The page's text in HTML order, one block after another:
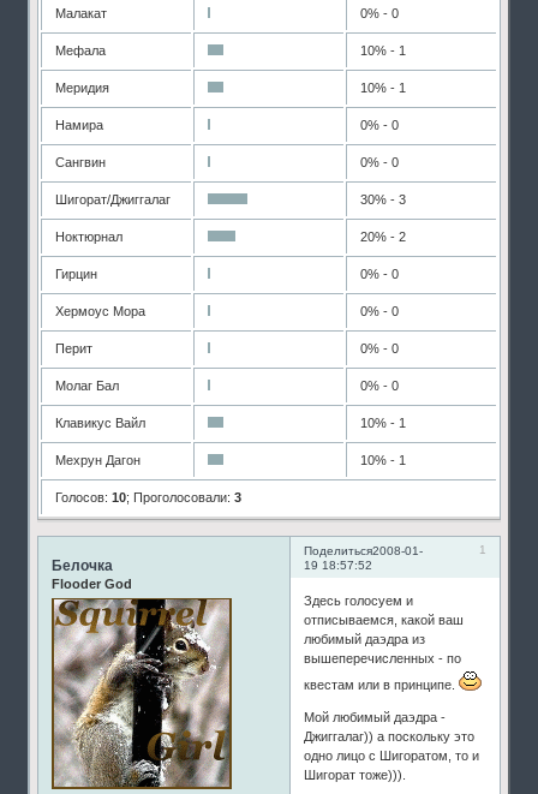
Малакат 0% - 0
Мефала 10% - 1
Меридия 10% - 1
Намира 0% - 0
Сангвин 0% - 0
Шигорат/Джиггалаг 30% - 3
Ноктюрнал 20% - 2
Гирцин 0% - 0
Хермоус Мора 0% - 0
Перит 0% - 0
Молаг Бал 0% - 0
Клавикус Вайл 10% - 1
Мехрун Дагон 10% - 1
Голосов:10; Проголосовали:3
Поделиться 1
2008-01-
19 18:57:52
Белочка
Flooder God
Здесь голосуем и
отписываемся, какой ваш
любимый даэдра из
вышеперечисленных - по
квестам или в принципе.
Мой любимый даэдра -
Джиггалаг)) а поскольку это
одно лицо с Шигоратом, то и
Шигорат тоже))).